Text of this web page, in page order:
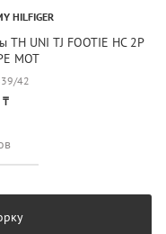
HILFIGER
TH UNI TJ FOOTIE HC 2P
MOT
39/42
₸